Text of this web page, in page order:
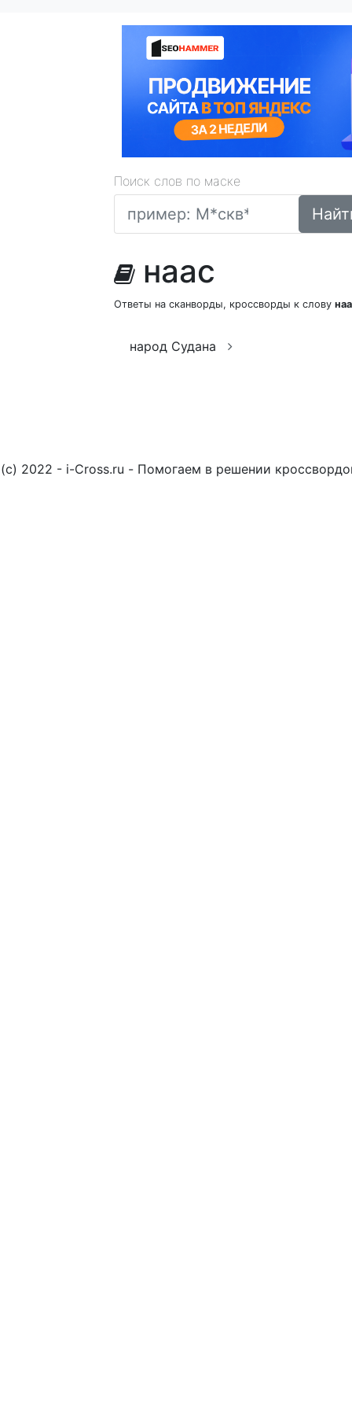
Поиск слов по маске
наас
Ответы на сканворды, кроссворды к слову
народ Судана
(c) 2022 - i-Cross.ru - Помогаем в решении